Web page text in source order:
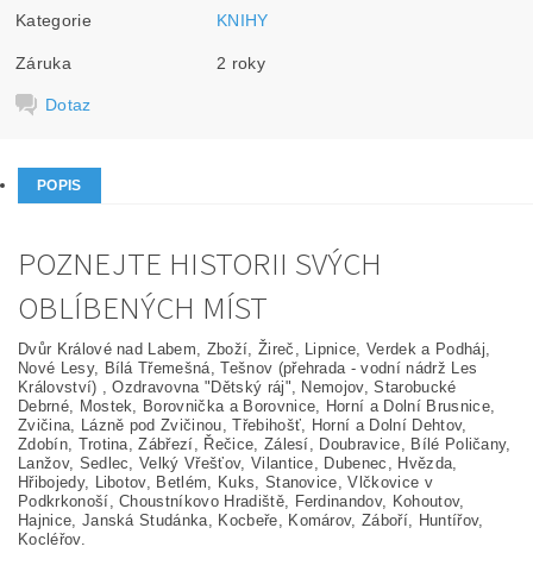
Kategorie KNIHY
Záruka 2 roky
Dotaz
POPIS
POZNEJTE HISTORII SVÝCH
OBLÍBENÝCH MÍST
Dvůr Králové nad Labem, Zboží, Žireč, Lipnice, Verdek a Podháj,
Nové Lesy, Bílá Třemešná, Tešnov (přehrada - vodní nádrž Les
Království) , Ozdravovna "Dětský ráj", Nemojov, Starobucké
Debrné, Mostek, Borovnička a Borovnice, Horní a Dolní Brusnice,
Zvičina, Lázně pod Zvičinou, Třebihošť, Horní a Dolní Dehtov,
Zdobín, Trotina, Zábřezí, Řečice, Zálesí, Doubravice, Bílé Poličany,
Lanžov, Sedlec, Velký Vřešťov, Vilantice, Dubenec, Hvězda,
Hřibojedy, Libotov, Betlém, Kuks, Stanovice, Vlčkovice v
Podkrkonoší, Choustníkovo Hradiště, Ferdinandov, Kohoutov,
Hajnice, Janská Studánka, Kocbeře, Komárov, Záboří, Huntířov,
Kocléřov.